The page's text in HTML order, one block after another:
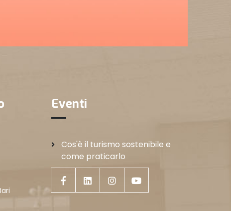
Eventi
Cos'è il turismo sostenibile e
come praticarlo